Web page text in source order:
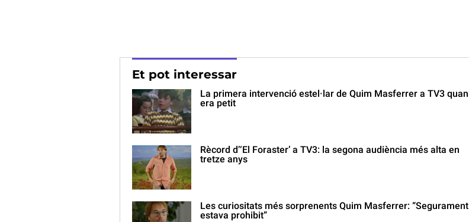
Et pot interessar
La primera intervenció estel·lar de Quim Masferrer a TV3 quan
era petit
Rècord d’‘El Foraster’ a TV3: la segona audiència més alta en
tretze anys
Les curiositats més sorprenents Quim Masferrer: “Segurament
estava prohibit”